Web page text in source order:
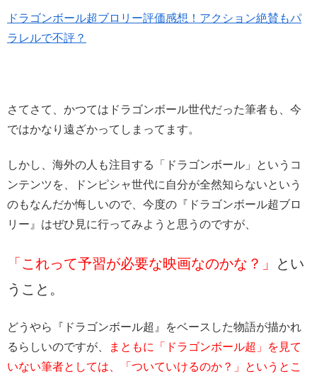
ドラゴンボール超ブロリー評価感想！アクション絶賛もパ
ラレルで不評？
さてさて、かつてはドラゴンボール世代だった筆者も、今
ではかなり遠ざかってしまってます。
しかし、海外の人も注目する「ドラゴンボール」というコ
ンテンツを、ドンピシャ世代に自分が全然知らないという
のもなんだか悔しいので、今度の『ドラゴンボール超ブロ
リー』はぜひ見に行ってみようと思うのですが、
「これって予習が必要な映画なのかな？」
とい
うこと。
どうやら『ドラゴンボール超』をベースした物語が描かれ
るらしいのですが、
まともに「ドラゴンボール超」を見て
いない筆者としては、「ついていけるのか？」というとこ